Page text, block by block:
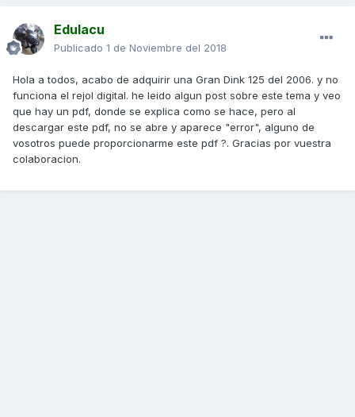
Edulacu
Publicado 1 de Noviembre del 2018
Hola a todos, acabo de adquirir una Gran Dink 125 del 2006. y no
funciona el rejol digital. he leido algun post sobre este tema y veo
que hay un pdf, donde se explica como se hace, pero al
descargar este pdf, no se abre y aparece "error", alguno de
vosotros puede proporcionarme este pdf ?. Gracias por vuestra
colaboracion.